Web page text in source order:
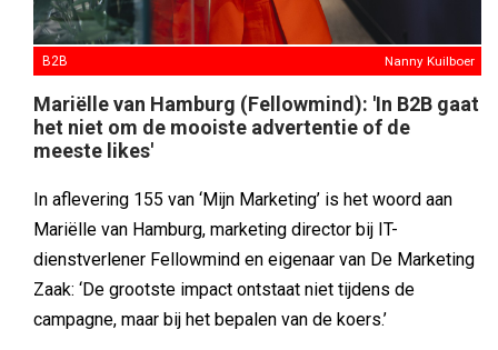
B2B Nanny Kuilboer
Mariëlle van Hamburg (Fellowmind): 'In B2B gaat
het niet om de mooiste advertentie of de
meeste likes'
In aflevering 155 van ‘Mijn Marketing’ is het woord aan
Mariëlle van Hamburg, marketing director bij IT-
dienstverlener Fellowmind en eigenaar van De Marketing
Zaak: ‘De grootste impact ontstaat niet tijdens de
campagne, maar bij het bepalen van de koers.’